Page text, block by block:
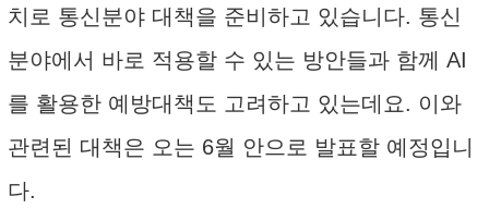
치로 통신분야 대책을 준비하고 있습니다. 통신
분야에서 바로 적용할 수 있는 방안들과 함께 AI
를 활용한 예방대책도 고려하고 있는데요. 이와
관련된 대책은 오는 6월 안으로 발표할 예정입니
다.